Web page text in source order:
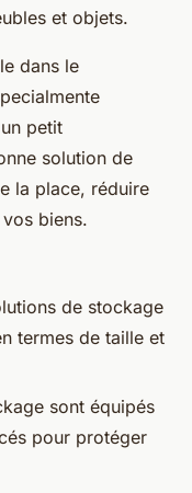
et objets.
dans le
petit
solution de
la place, réduire
biens.
de stockage
termes de taille et
sont équipés
pour protéger